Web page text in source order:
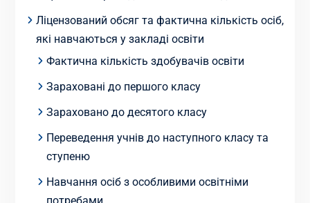
Ліцензований обсяг та фактична кількість осіб,
які навчаються у закладі освіти
Фактична кількість здобувачів освіти
Зараховані до першого класу
Зараховано до десятого класу
Переведення учнів до наступного класу та
ступеню
Навчання осіб з особливими освітніми